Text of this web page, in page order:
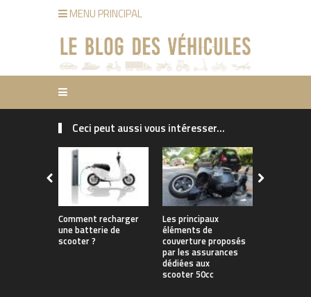
MENU PRINCIPAL
Ceci peut aussi vous intéresser...
Comment recharger
une batterie de
scooter ?
Les principaux
éléments de
couverture proposés
par les assurances
dédiées aux
scooter 50cc